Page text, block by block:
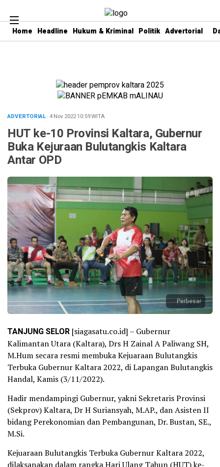
Home Headline Hukum & Kriminal Politik Advertorial
ADVERTORIAL· 4 Nov 202210:59WITA
HUT ke-10 Provinsi Kaltara, Gubernur
Buka Kejuraan Bulutangkis Kaltara
Antar OPD
Perbesar
TANJUNG SELOR [siagasatu.co.id] – Gubernur
Kalimantan Utara (Kaltara), Drs H Zainal A Paliwang SH,
M.Hum secara resmi membuka Kejuaraan Bulutangkis
Terbuka Gubernur Kaltara 2022, di Lapangan Bulutangkis
Handal, Kamis (3/11/2022).
Hadir mendampingi Gubernur, yakni Sekretaris Provinsi
(Sekprov) Kaltara, Dr H Suriansyah, M.AP., dan Asisten II
bidang Perekonomian dan Pembangunan, Dr. Bustan, SE.,
M.Si.
Kejuaraan Bulutangkis Terbuka Gubernur Kaltara 2022,
dilaksanakan dalam rangka Hari Ulang Tahun (HUT) ke-